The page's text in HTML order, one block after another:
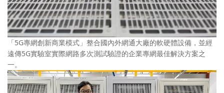
「5G專網創新商業模式」整合國內外網通大廠的軟硬體設備，並經
遠傳5G實驗室實際網路多次測試驗證的企業專網最佳解決方案之
一。